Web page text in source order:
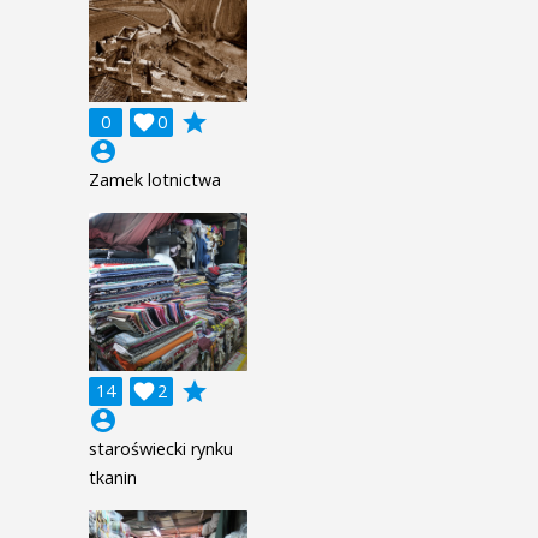
0 0

grade
account_circle
Zamek lotnictwa
14 2

grade
account_circle
staroświecki rynku
tkanin